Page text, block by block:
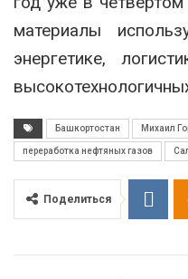
материалы
энергетике,
Башкортостан Михаил
переработка нефтяных газов
Поделиться